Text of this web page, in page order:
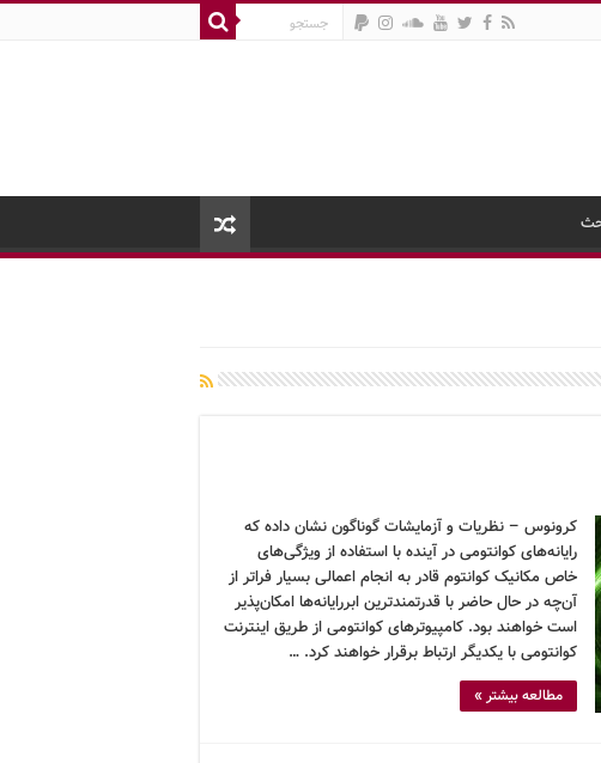
کرونوس – نظریات و آزمایشات گوناگون نشان داده که
رایانه‌های کوانتومی در آینده با استفاده از ویژگی‌های
خاص مکانیک کوانتوم قادر به انجام اعمالی بسیار فراتر از
آن‌چه در حال حاضر با قدرتمندترین ابررایانه‌ها امکان‌پذیر
است خواهند بود. کامپیوترهای کوانتومی از طریق اینترنت
کوانتومی با یکدیگر ارتباط برقرار خواهند کرد. …
مطالعه بیشتر »